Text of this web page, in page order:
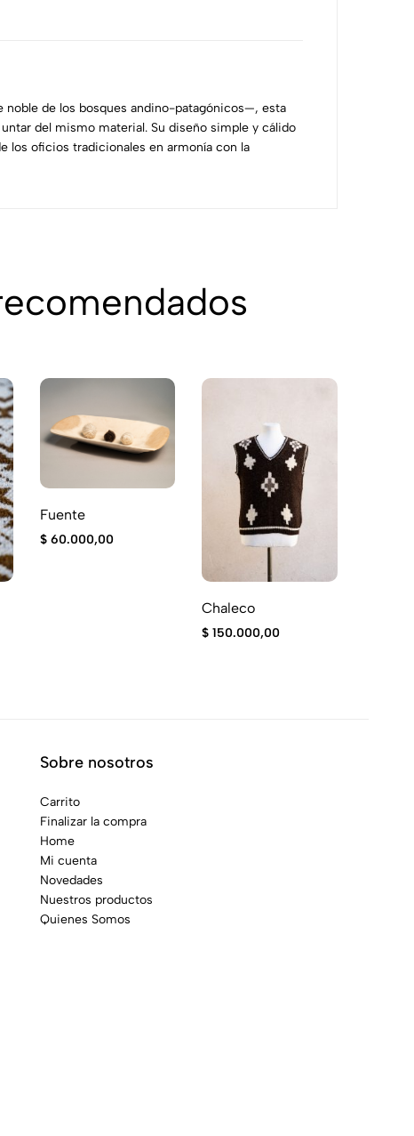
noble de los bosques andino-patagónicos—, esta
del mismo material. Su diseño simple y cálido
los oficios tradicionales en armonía con la
Fuente
$60.000,00
Chaleco
$ 150.000,00
Sobre nosotros
Carrito
Finalizar la compra
Home
Mi cuenta
Novedades
Nuestros productos
Quienes Somos